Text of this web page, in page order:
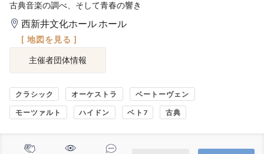
古典音楽の調べ、そして青春の響き
西新井文化ホール ホール
[ 地図を見る ]
主催者団体情報
クラシック オーケストラ ベートーヴェン
モーツァルト ハイドン ベト7 古典